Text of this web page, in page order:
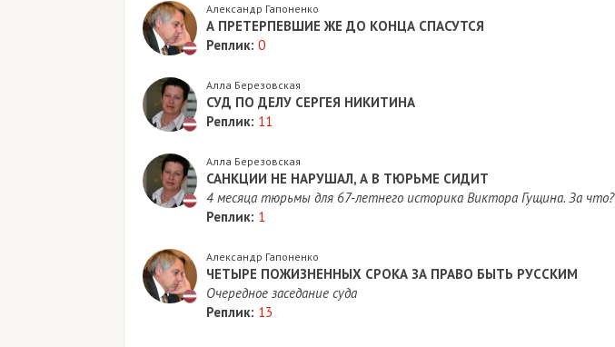
Александр Гапоненко
А ПРЕТЕРПЕВШИЕ ЖЕ ДО КОНЦА СПАСУТСЯ
Реплик: 0
Алла Березовская
СУД ПО ДЕЛУ СЕРГЕЯ НИКИТИНА
Реплик: 11
Алла Березовская
САНКЦИИ НЕ НАРУШАЛ, А В ТЮРЬМЕ СИДИТ
4 месяца тюрьмы для 67-летнего историка Виктора Гущина. За что?
Реплик: 1
Александр Гапоненко
ЧЕТЫРЕ ПОЖИЗНЕННЫХ СРОКА ЗА ПРАВО БЫТЬ РУССКИМ
Очередное заседание суда
Реплик: 13